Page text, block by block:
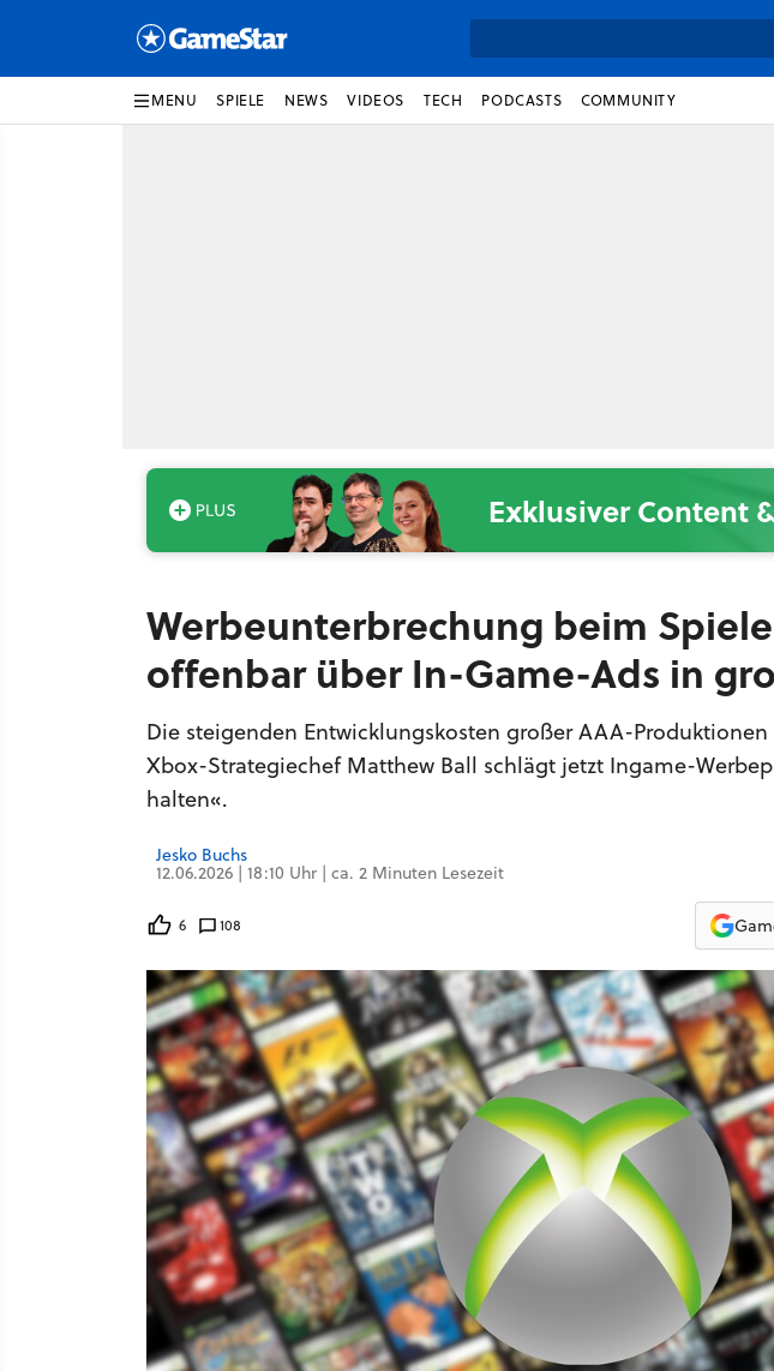
MENU SPIELE NEWS VIDEOS TECH PODCASTS COMMUNITY
Exklusiver Content
Werbeunterbrechung beim
offenbar über In-Game-Ads in
Die steigenden Entwicklungskosten großer AAA-
Xbox-Strategiechef Matthew Ball schlägt jetzt Ingame-
halten«.
Jesko Buchs
12.06.2026 | 18:10 Uhr | ca. 2 Minuten Lesezeit
6 108